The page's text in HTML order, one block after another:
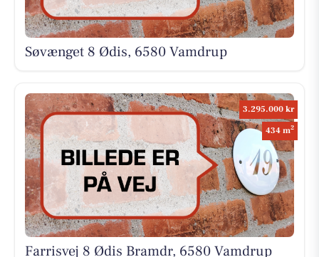
Søvænget 8 Ødis, 6580 Vamdrup
3.295.000 kr
434 m2
Farrisvej 8 Ødis Bramdr, 6580 Vamdrup